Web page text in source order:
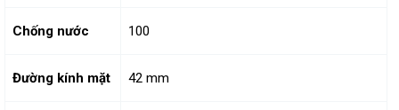
Chống nước 100
Đường kính mặt 42 mm